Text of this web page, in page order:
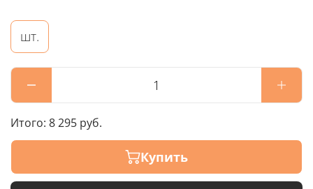
шт.
Итого: 8 295 руб.
Купить